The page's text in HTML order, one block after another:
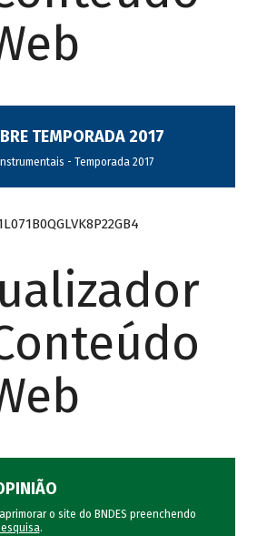
TEMPORADA 2017
- Temporada 2017
o site do BNDES preenchendo
.